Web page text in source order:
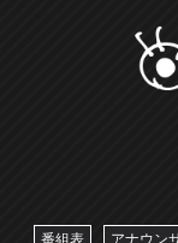
番組表 アナウン